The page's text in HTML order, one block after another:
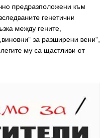
предразположени към
генетични
между гените,
за разширени вени“,
му са щастливи от